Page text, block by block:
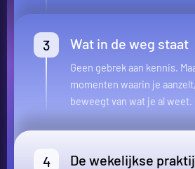
Wat in de weg staat
Geen gebrek aan kennis.
momenten waarin je
beweegt van wat je al weet.
De wekelijkse